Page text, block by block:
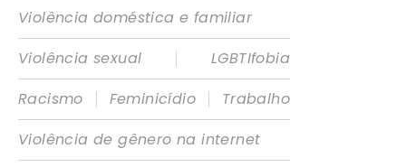
Violência doméstica e familiar
Violência sexual
|
LGBTIfobia
Racismo
| Feminicídio |
Trabalho
Violência de gênero na internet